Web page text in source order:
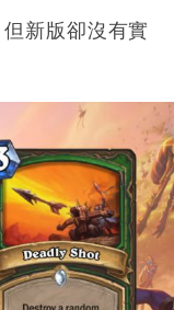
新版卻沒有實